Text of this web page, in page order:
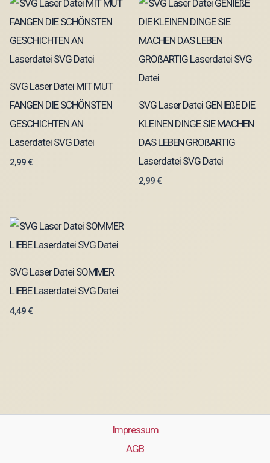
SVG Laser Datei MIT MUT
FANGEN DIE SCHÖNSTEN
GESCHICHTEN AN
Laserdatei SVG Datei
2,99€
SVG Laser Datei GENIEßE DIE
KLEINEN DINGE SIE MACHEN
DAS LEBEN GROßARTIG
Laserdatei SVG Datei
2,99€
SVG Laser Datei SOMMER
LIEBE Laserdatei SVG Datei
4,49€
Impressum
AGB